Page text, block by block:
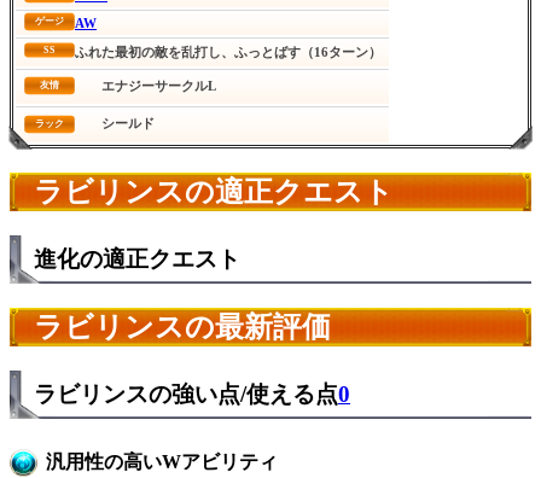
ゲージ AW
SS ふれた最初の敵を乱打し、ふっとばす（16ターン）
友情 エナジーサークルL
ラック シールド
ラビリンスの適正クエスト
進化の適正クエスト
ラビリンスの最新評価
ラビリンスの強い点/使える点0
汎用性の高いWアビリティ